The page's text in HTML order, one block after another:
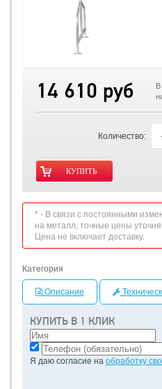
КУПИТЬ В 1 КЛИК
Я даю согласие на обработку
14 610 руб
В
Количество:
* - В связи с постоянными
на металл, точные цены
Цена не включает доставку.
Категория
Описание